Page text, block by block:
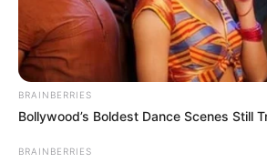
BRAINBERRIES
Bollywood’s Boldest Dance Scenes Still
BRAINBERRIES